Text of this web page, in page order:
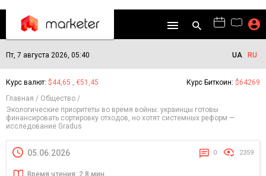
Пт, 7 августа 2026, 05:40 UA RU
Курс валют: $44,65 , €51,45 Курс Биткоин: $64269
Главная
Общество
Экологические приоритеты во время войны: украинцы готовы
финансировать сортировку отходов, но хотят системных реформ —
исследование Gradus
05.06.2026 0 2359
Время чтения: 2.8 мин.